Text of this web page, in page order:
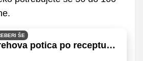
ŠE
potica po receptu